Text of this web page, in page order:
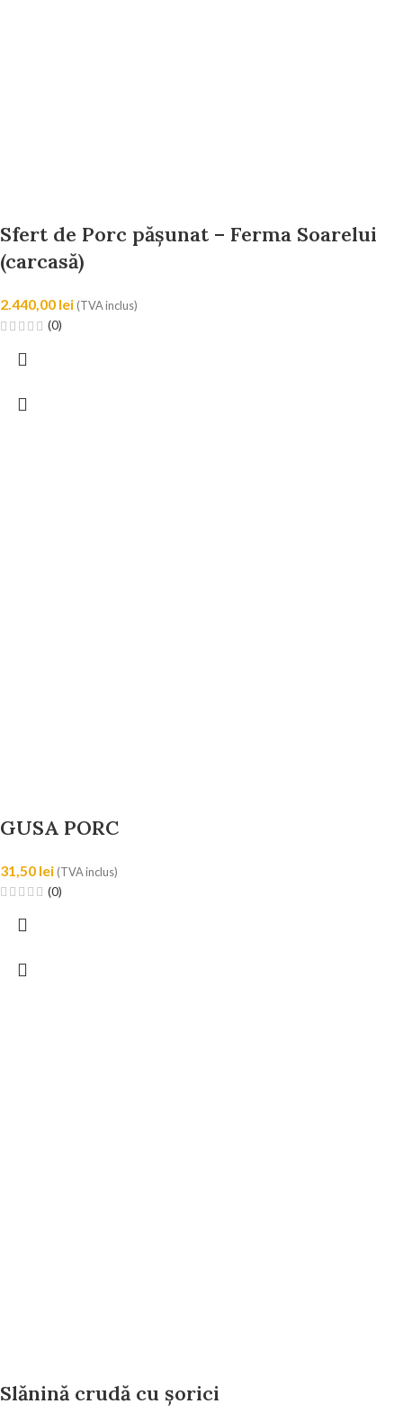
Sfert de Porc pășunat – Ferma Soarelui
(carcasă)
2.440,00 lei (TVA inclus)
(0)
GUSA PORC
31,50 lei (TVA inclus)
(0)
Slănină crudă cu șorici